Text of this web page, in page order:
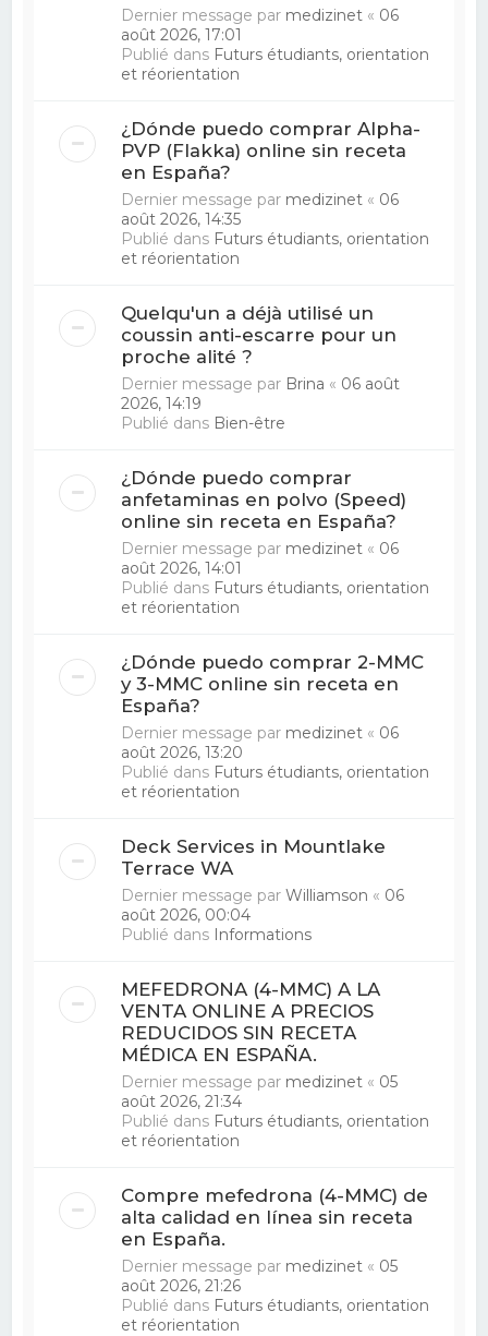
Dernier message par medizinet « 06
août 2026, 17:01
Publié dans Futurs étudiants, orientation
et réorientation
¿Dónde puedo comprar Alpha-
PVP (Flakka) online sin receta
en España?
Dernier message par medizinet « 06
août 2026, 14:35
Publié dans Futurs étudiants, orientation
et réorientation
Quelqu'un a déjà utilisé un
coussin anti-escarre pour un
proche alité ?
Dernier message par Brina « 06 août
2026, 14:19
Publié dans Bien-être
¿Dónde puedo comprar
anfetaminas en polvo (Speed)
online sin receta en España?
Dernier message par medizinet « 06
août 2026, 14:01
Publié dans Futurs étudiants, orientation
et réorientation
¿Dónde puedo comprar 2-MMC
y 3-MMC online sin receta en
España?
Dernier message par medizinet « 06
août 2026, 13:20
Publié dans Futurs étudiants, orientation
et réorientation
Deck Services in Mountlake
Terrace WA
Dernier message parWilliamson « 06
août 2026, 00:04
Publié dans Informations
MEFEDRONA (4-MMC) A LA
VENTA ONLINE A PRECIOS
REDUCIDOS SIN RECETA
MÉDICA EN ESPAÑA.
Dernier message par medizinet « 05
août 2026, 21:34
Publié dans Futurs étudiants, orientation
et réorientation
Compre mefedrona (4-MMC) de
alta calidad en línea sin receta
en España.
Dernier message par medizinet « 05
août 2026, 21:26
Publié dans Futurs étudiants, orientation
et réorientation